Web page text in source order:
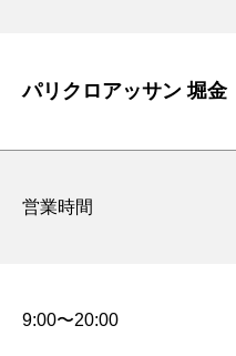
パリクロアッサン 堀金
営業時間
9:00〜20:00